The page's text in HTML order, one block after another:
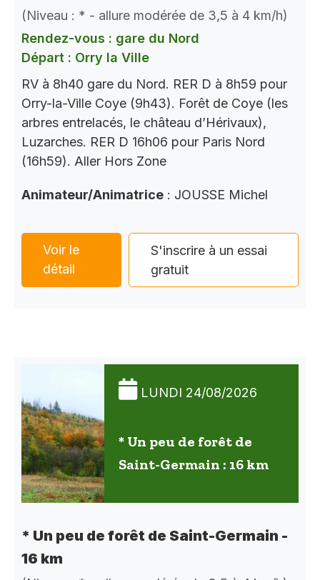
(Niveau : * - allure modérée de 3,5 à 4 km/h)
Rendez-vous : gare du Nord
Départ : Orry la Ville
RV à 8h40 gare du Nord. RER D à 8h59 pour
Orry-la-Ville Coye (9h43). Forêt de Coye (les
arbres entrelacés, le château d’Hérivaux),
Luzarches. RER D 16h06 pour Paris Nord
(16h59). Aller Hors Zone
Animateur/Animatrice : JOUSSE Michel
Voir le
détail
S'inscrire à un essai
gratuit
LUNDI 24/08/2026
* Un peu de forêt de
Saint-Germain : 16 km
* Un peu de forêt de Saint-Germain -
16 km